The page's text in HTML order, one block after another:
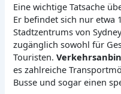
Eine wichtige Tatsache
Er befindet sich nur etwa
Stadtzentrums von
zugänglich sowohl für
Touristen.
es zahlreiche
Busse und sogar einen